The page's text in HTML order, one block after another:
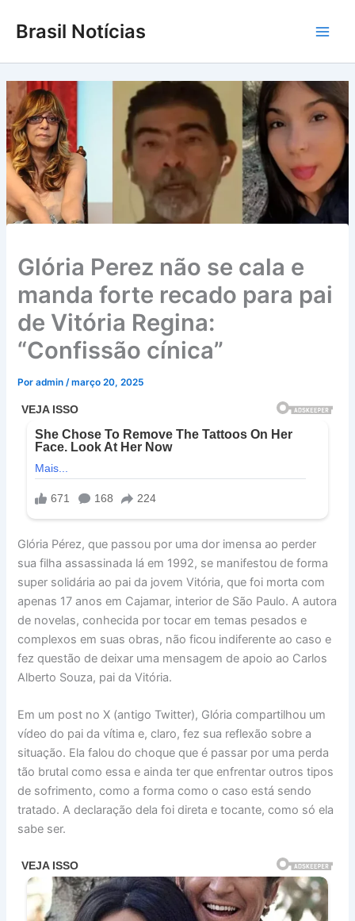
para
conteúdo
Brasil Notícias
Glória Perez não se cala e
manda forte recado para pai
de Vitória Regina:
“Confissão cínica”
Poradmin/março 20, 2025
Glória Pérez, que passou por uma dor imensa ao perder
sua filha assassinada lá em 1992, se manifestou de forma
super solidária ao pai da jovem Vitória, que foi morta com
apenas 17 anos em Cajamar, interior de São Paulo. A autora
de novelas, conhecida por tocar em temas pesados e
complexos em suas obras, não ficou indiferente ao caso e
fez questão de deixar uma mensagem de apoio ao Carlos
Alberto Souza, pai da Vitória.
Em um post no X (antigo Twitter), Glória compartilhou um
vídeo do pai da vítima e, claro, fez sua reflexão sobre a
situação. Ela falou do choque que é passar por uma perda
tão brutal como essa e ainda ter que enfrentar outros tipos
de sofrimento, como a forma como o caso está sendo
tratado. A declaração dela foi direta e tocante, como só ela
sabe ser.